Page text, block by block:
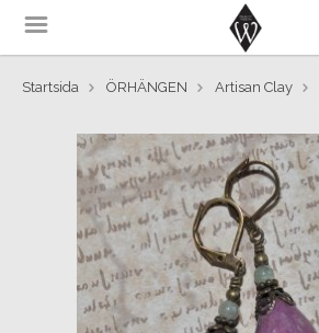
Startsida ÖRHÄNGEN Artisan Clay